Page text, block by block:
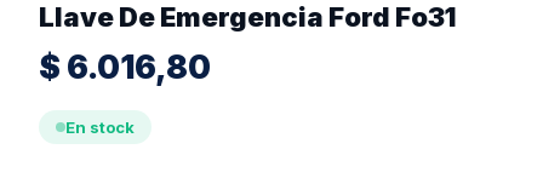
Llave De Emergencia Ford Fo31
$ 6.016,80
En stock